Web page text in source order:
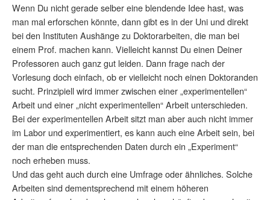
Wenn Du nicht gerade selber eine blendende Idee hast, was
man mal erforschen könnte, dann gibt es in der Uni und direkt
bei den Instituten Aushänge zu Doktorarbeiten, die man bei
einem Prof. machen kann. Vielleicht kannst Du einen Deiner
Professoren auch ganz gut leiden. Dann frage nach der
Vorlesung doch einfach, ob er vielleicht noch einen Doktoranden
sucht. Prinzipiell wird immer zwischen einer „experimentellen“
Arbeit und einer „nicht experimentellen“ Arbeit unterschieden.
Bei der experimentellen Arbeit sitzt man aber auch nicht immer
im Labor und experimentiert, es kann auch eine Arbeit sein, bei
der man die entsprechenden Daten durch ein „Experiment“
noch erheben muss.
Und das geht auch durch eine Umfrage oder ähnliches. Solche
Arbeiten sind dementsprechend mit einem höheren